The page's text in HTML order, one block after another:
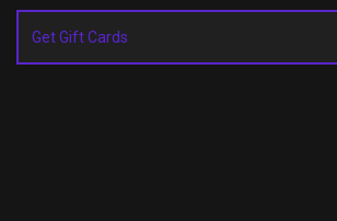
Get Gift Cards